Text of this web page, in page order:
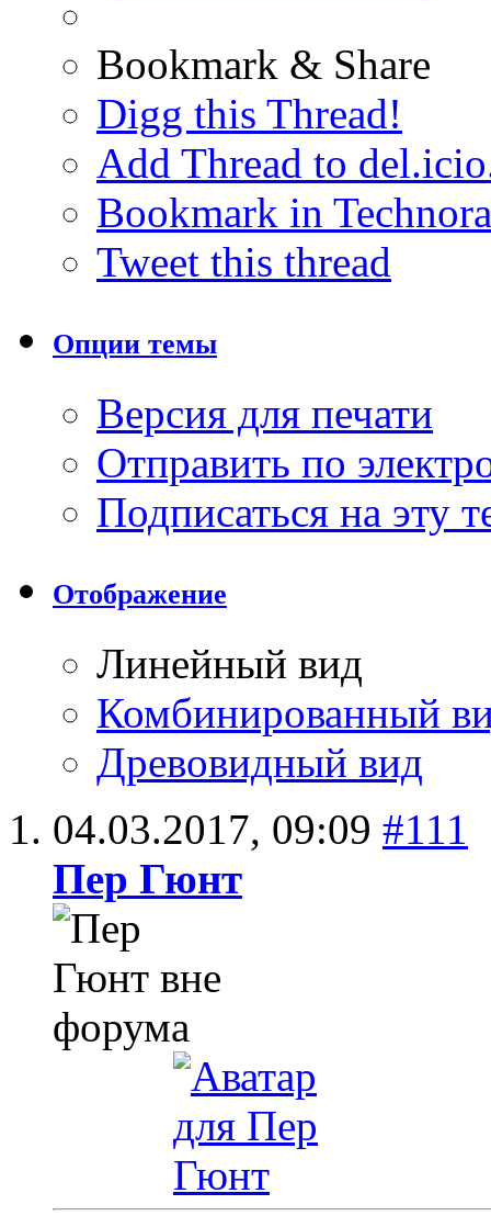
Bookmark & Share
Digg this Thread!
Add Thread to
Bookmark in
Tweet this thread
Опции темы
Версия для печати
Отправить по
Подписаться на эту
Отображение
Линейный вид
Комбинированный
Древовидный вид
04.03.2017, 09:09 #111
Пер Гюнт